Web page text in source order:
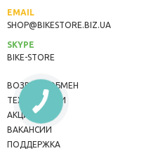
EMAIL
SHOP@BIKESTORE.BIZ.UA
SKYPE
BIKE-STORE
ВОЗВРАТ/ОБМЕН
ТЕХНОЛОГИИ
АКЦИИ
ВАКАНСИИ
ПОДДЕРЖКА